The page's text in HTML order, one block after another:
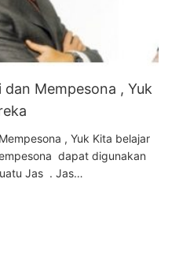
dan Mempesona , Yuk
, Yuk Kita belajar
dapat digunakan
Jas . Jas…